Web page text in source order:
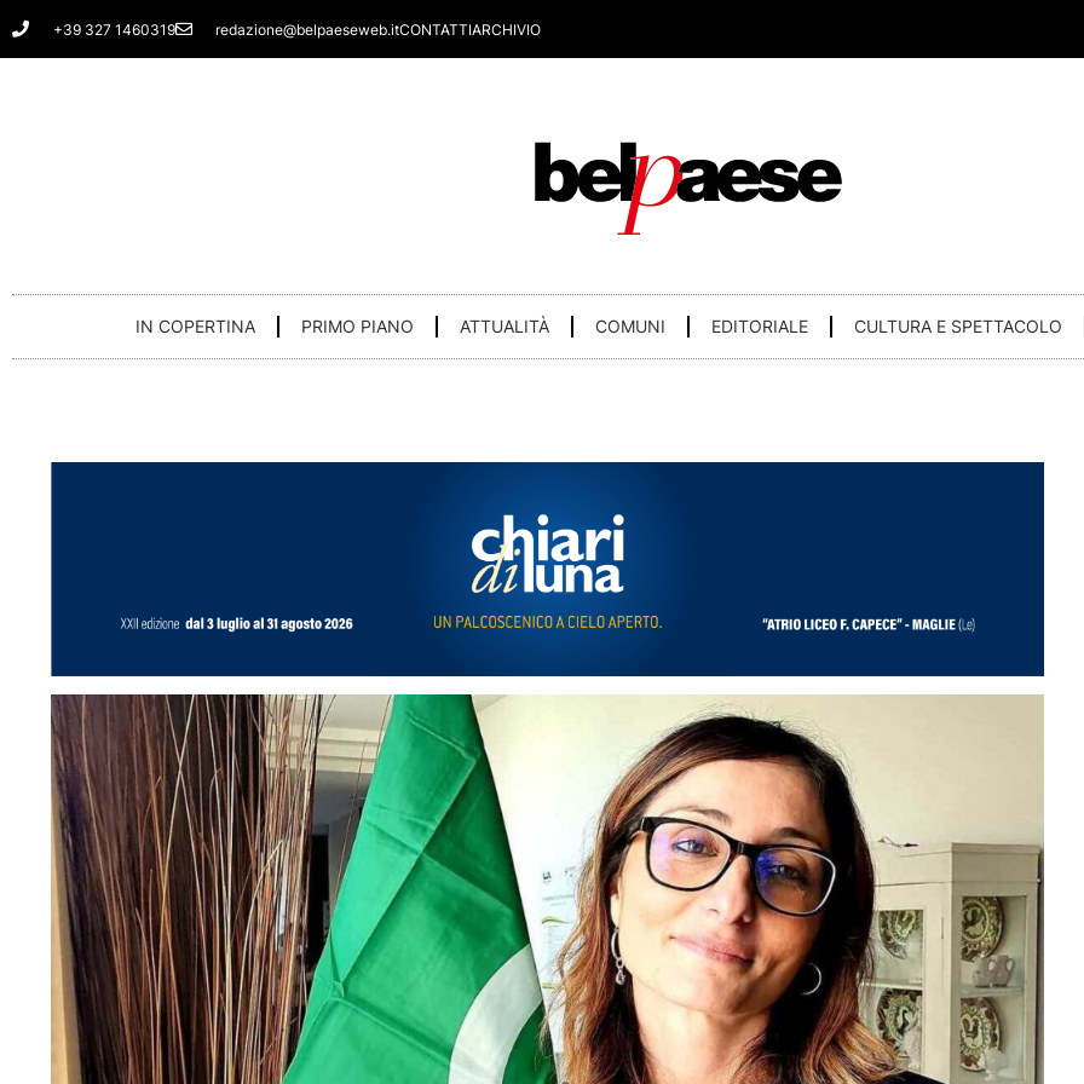
Vai
al
+39 327 1460319 redazione@belpaeseweb.itCONTATTIARCHIVIO
IN COPERTINA PRIMO PIANO ATTUALITÀ COMUNI EDITORIALE CULTURA E SPETTACOLO